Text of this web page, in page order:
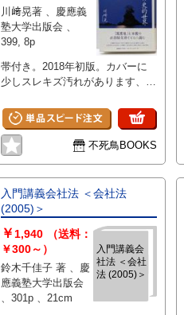
川﨑晃著 、慶應義
塾大学出版会 、
399, 8p
帯付き。2018年初版。カバーに
少しスレキズ汚れがあります、本
不死鳥BOOKS
入門講義会社法 ＜会社法
(2005)＞
入門講義会
社法 ＜会社
法 (2005)＞
￥ 1,940
（送料：
￥300～）
鈴木千佳子 著 、慶
應義塾大学出版会
、301p 、21cm